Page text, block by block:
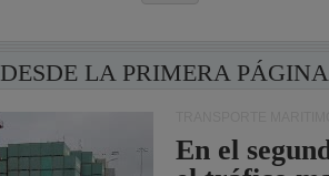
DESDE LA PRIMERA PÁGINA
En el